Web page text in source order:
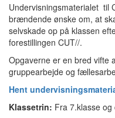
Undervisningsmaterialet til
brændende ønske om, at
selvskade op på klassen
forestillingen CUT//.
Opgaverne er en bred vifte
gruppearbejde og
Hent
Klassetrin: Fra 7.klasse og